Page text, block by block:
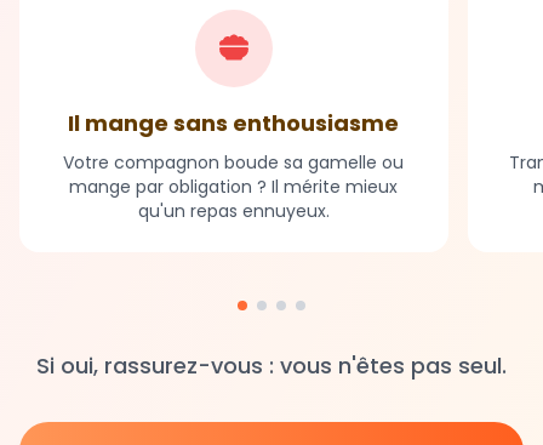
Il mange sans enthousiasme
Votre compagnon boude sa gamelle ou
mange par obligation ? Il mérite mieux
qu'un repas ennuyeux.
Si oui, rassurez-vous : vous n'êtes pas seul.